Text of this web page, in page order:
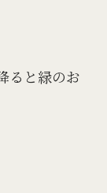
ると緑のお